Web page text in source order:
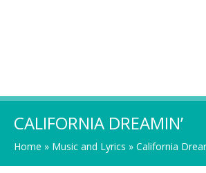
CALIFORNIA DREAMIN’
Home » Music and Lyrics » California